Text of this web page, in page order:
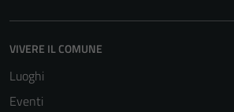
VIVERE IL COMUNE
Luoghi
Eventi